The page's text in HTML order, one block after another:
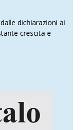
dichiarazioni ai
crescita e